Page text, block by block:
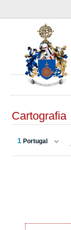
Cartografia
1 Portugal